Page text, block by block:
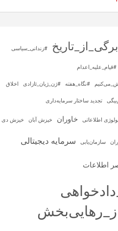
#زندانی_سیاسی
#قیام_علیه_اعدام
#نگاه_هفته #ژن_ژیان_ئازادی اخلاق
تجدید ساختار سرمایه‌داری
اطلاعاتی خاوران خیزش آبان خیزش دی
سازمان‌یابی سرمایه‌ دیجیتالی
اطلاعات